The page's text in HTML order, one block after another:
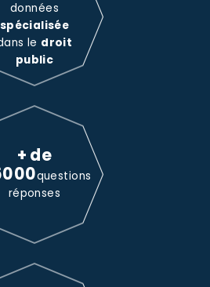
données
spécialisée
le droit
public
+ de
questions
réponses